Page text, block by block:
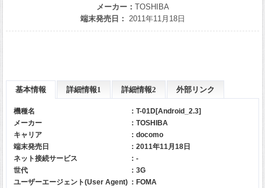
メーカー： TOSHIBA
端末発売日： 2011年11月18日
基本情報 詳細情報1 詳細情報2 外部リンク
機種名
：T-01D[Android_2.3]
メーカー
： TOSHIBA
キャリア
： docomo
端末発売日
：2011年11月18日
ネット接続サービス
：-
世代
：3G
ユーザーエージェント(User Agent) ：FOMA